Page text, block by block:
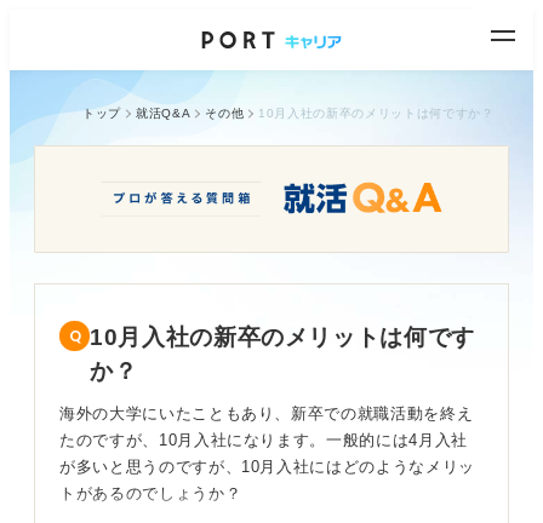
トップ 就活Q&A その他 10月入社の新卒のメリットは何ですか？
10月入社の新卒のメリットは何です
か？
海外の大学にいたこともあり、新卒での就職活動を終え
たのですが、10月入社になります。一般的には4月入社
が多いと思うのですが、10月入社にはどのようなメリッ
トがあるのでしょうか？